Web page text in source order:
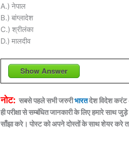
A.) नेपाल
B.) बांग्लादेश
C.) श्रीलंका
D.) मालदीव
Show Answer
नोट: सबसे पहले सभी जरुरीभारतदेश विदेश करंट
ही परीक्षा से सम्बंधित जानकारी के लिए हमारे
साँझा करे। पोस्ट को अपने दोस्तों के साथ शेयर करे